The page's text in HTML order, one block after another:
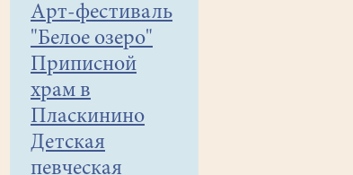
Арт-фестиваль
"Белое озеро"
Приписной
храм в
Пласкинино
Детская
певческая